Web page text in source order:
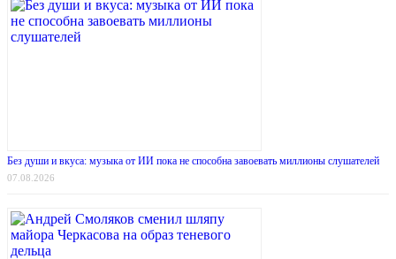
Без души и вкуса: музыка от ИИ пока не способна завоевать миллионы слушателей
07.08.2026